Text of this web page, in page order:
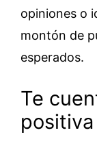
opiniones o
montón de
esperados.
Te
positiva